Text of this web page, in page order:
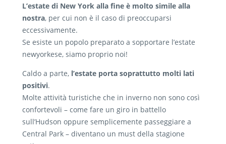
L’estate di New York alla fine è molto simile alla
nostra, per cui non è il caso di preoccuparsi
eccessivamente.
Se esiste un popolo preparato a sopportare l’estate
newyorkese, siamo proprio noi!
Caldo a parte, l’estate porta soprattutto molti lati
positivi.
Molte attività turistiche che in inverno non sono così
confortevoli – come fare un giro in battello
sull’Hudson oppure semplicemente passeggiare a
Central Park – diventano un must della stagione